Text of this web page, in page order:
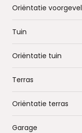
Oriëntatie voorgevel
Tuin
Oriëntatie tuin
Terras
Oriëntatie terras
Garage